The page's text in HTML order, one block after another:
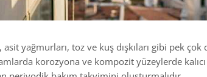
yağmurları, toz ve kuş dışkıları gibi pek
korozyona ve kompozit yüzeylerde